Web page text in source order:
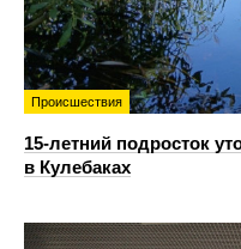
Происшествия
15-летний подросток
в Кулебаках